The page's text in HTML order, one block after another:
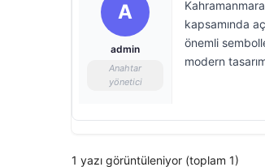
A
admin
Anahtar
yönetici
kapsamında
önemli
modern
1 yazı görüntüleniyor (toplam 1)